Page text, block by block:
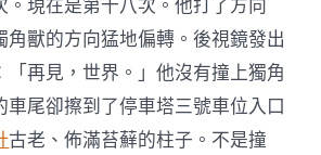
。現在是第十八次。他打了方向
角獸的方向猛地偏轉。後視鏡發出
「再見，世界。」他沒有撞上獨角
車尾卻擦到了停車塔三號車位入口
古老、佈滿苔蘚的柱子。不是撞